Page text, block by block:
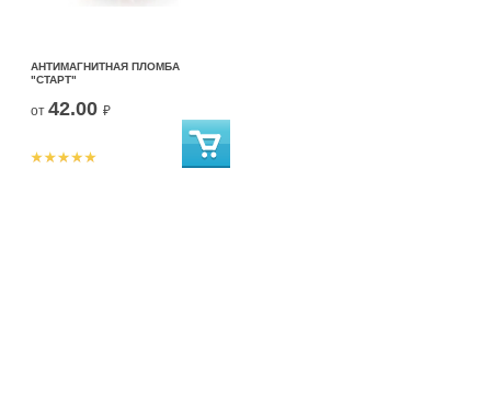
АНТИМАГНИТНАЯ ПЛОМБА
"СТАРТ"
от 42.00 ₽